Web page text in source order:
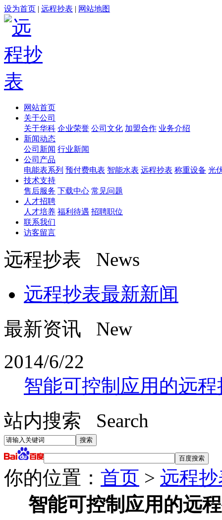
设为首页 | 远程抄表 | 网站地图
网站首页
关于公司
关于华科 企业荣誉 公司文化 加盟合作 业务介绍
新闻动态
公司新闻 行业新闻
公司产品
电能表系列 预付费电表 智能水表 远程抄表 称重设备 光
技术支持
售后服务 下载中心 常见问题
人才招聘
人才培养 福利待遇 招聘职位
联系我们
访客留言
远程抄表 News
远程抄表最新新闻
最新资讯 New
2014/6/22
智能可控制应用的远
站内搜索 Search
你的位置： 首页 > 远程
智能可控制应用的远